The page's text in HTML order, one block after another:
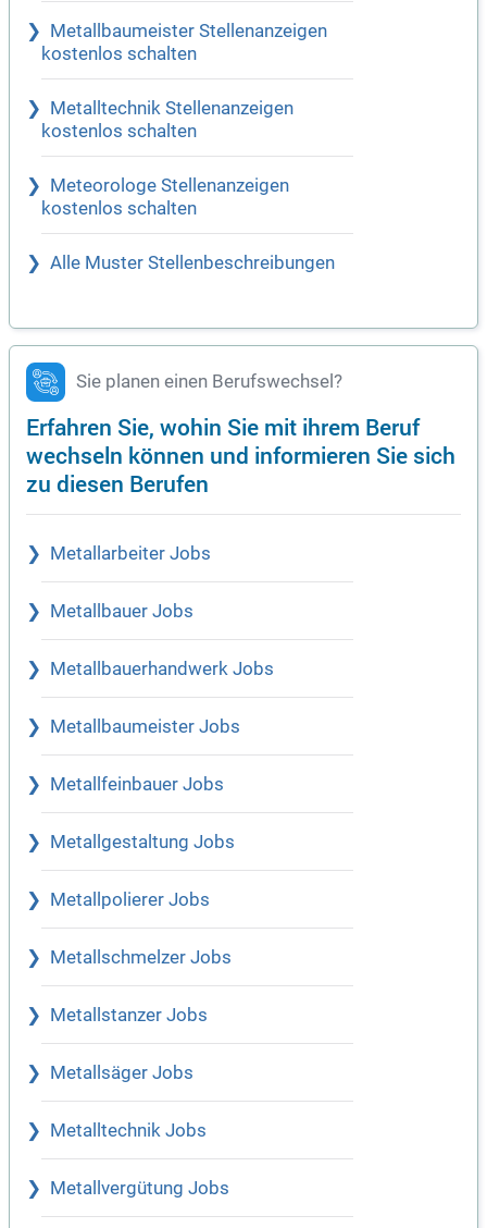
Metallbaumeister Stellenanzeigen
kostenlos schalten
Metalltechnik Stellenanzeigen
kostenlos schalten
Meteorologe Stellenanzeigen
kostenlos schalten
Alle Muster Stellenbeschreibungen
Sie planen einen Berufswechsel?
Erfahren Sie, wohin Sie mit ihrem Beruf
wechseln können und informieren Sie sich
zu diesen Berufen
Metallarbeiter Jobs
Metallbauer Jobs
Metallbauerhandwerk Jobs
Metallbaumeister Jobs
Metallfeinbauer Jobs
Metallgestaltung Jobs
Metallpolierer Jobs
Metallschmelzer Jobs
Metallstanzer Jobs
Metallsäger Jobs
Metalltechnik Jobs
Metallvergütung Jobs